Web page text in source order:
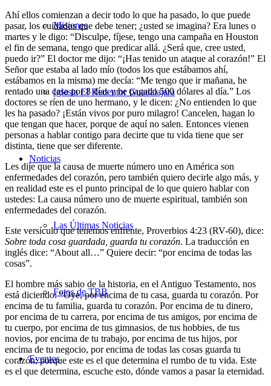
Misiones
Iglesia El Redentor Guadalajara
Noticias
Las Últimas Noticias
Fotos de TBB
Eventos
Ahí ellos comienzan a decir todo lo que ha pasado, lo que puede
pasar, los cuidados que debe tener; ¿usted se imagina? Era lunes o
martes y le digo: “Disculpe, fíjese, tengo una campaña en Houston
el fin de semana, tengo que predicar allá. ¿Será que, cree usted,
puedo ir?” El doctor me dijo: “¡Has tenido un ataque al corazón!” El
Señor que estaba al lado mío (todos los que estábamos ahí,
estábamos en la misma) me decía: “Me tengo que ir mañana, he
rentado una casa por 8 días y he pagado 500 dólares al día.” Los
doctores se ríen de uno hermano, y le dicen: ¿No entienden lo que
les ha pasado? ¡Están vivos por puro milagro! Cancelen, hagan lo
que tengan que hacer, porque de aquí no salen. Entonces vienen
personas a hablar contigo para decirte que tu vida tiene que ser
distinta, tiene que ser diferente.
Les dije que la causa de muerte número uno en América son
enfermedades del corazón, pero también quiero decirle algo más, y
en realidad este es el punto principal de lo que quiero hablar con
ustedes: La causa número uno de muerte espiritual, también son
enfermedades del corazón.
Este versículo que tenemos enfrente, Proverbios 4:23 (RV-60), dice:
Sobre toda cosa guardada, guarda tu corazón. La traducción en
inglés dice: “About all…” Quiere decir: “por encima de todas las
cosas”.
El hombre más sabio de la historia, en el Antiguo Testamento, nos
está diciendo: “Oye, por encima de tu casa, guarda tu corazón. Por
encima de tu familia, guarda tu corazón. Por encima de tu dinero,
por encima de tu carrera, por encima de tus amigos, por encima de
tu cuerpo, por encima de tus gimnasios, de tus hobbies, de tus
novios, por encima de tu trabajo, por encima de tus hijos, por
encima de tu negocio, por encima de todas las cosas guarda tu
corazón; porque este es el que determina el rumbo de tu vida. Este
es el que determina, escuche esto, dónde vamos a pasar la eternidad.